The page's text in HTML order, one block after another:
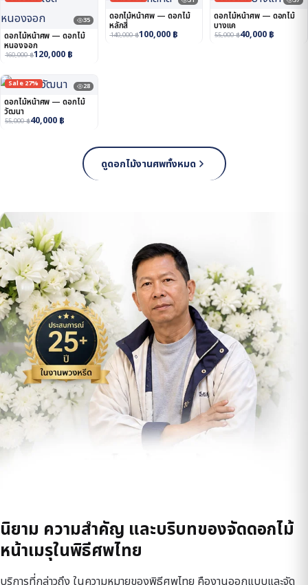
35
ดอกไม้หน้าศพ — ดอกไม้
หนองจอก
160,000฿120,000 ฿
ดอกไม้หน้าศพ — ดอกไม้
หลักสี่
140,000฿100,000 ฿
ดอกไม้หน้าศพ — ดอกไม้
บางแค
55,000฿40,000 ฿
Sale 27% 28
ดอกไม้หน้าศพ — ดอกไม้
วัฒนา
55,000฿40,000 ฿
ดูดอกไม้งานศพทั้งหมด
นิยาม ความสำคัญ และบริบทของจัดดอกไม้
หน้าเมรุในพิธีศพไทย